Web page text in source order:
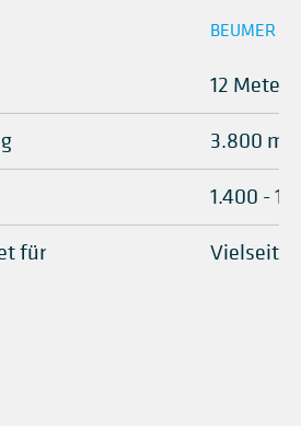
BEUMER
12 Meter
3.800
1.400 -
für